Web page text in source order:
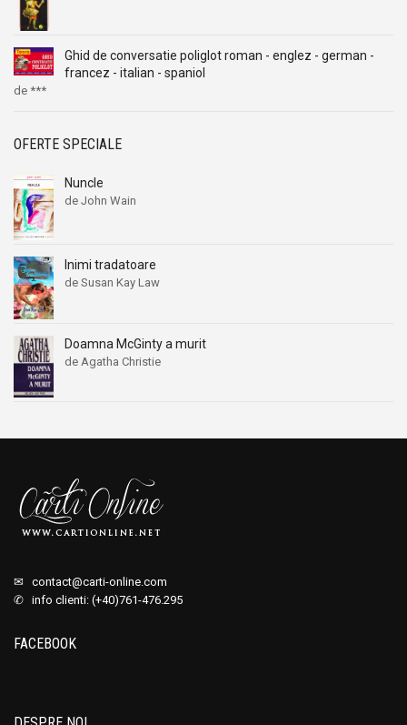
Ghid de conversatie poliglot roman - englez - german -
francez - italian - spaniol
de ***
OFERTE SPECIALE
Nuncle
de John Wain
Inimi tradatoare
de Susan Kay Law
Doamna McGinty a murit
de Agatha Christie
✉ contact@carti-online.com
✆ info clienti: (+40)761-476.295
FACEBOOK